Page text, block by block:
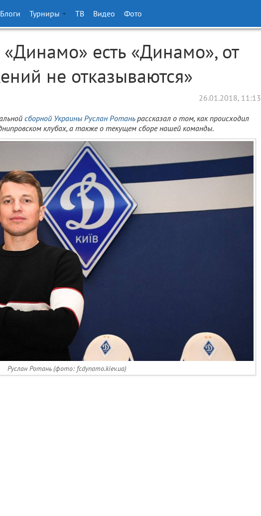
Блоги Турниры ТВ Видео Фото
«Динамо» есть «Динамо», от
не отказываются»
26.01.2018, 11:13
сборной Украины Руслан Ротаньрассказал о том, как происходил
клубах, а также о текущем сборе нашей команды.
Руслан Ротань (фото: fcdynamo.kiev.ua)